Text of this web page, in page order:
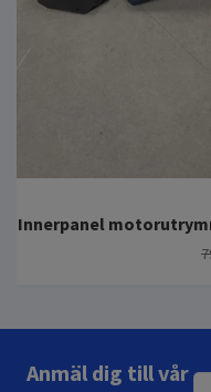
Innerpanel
Anmäl dig till vår